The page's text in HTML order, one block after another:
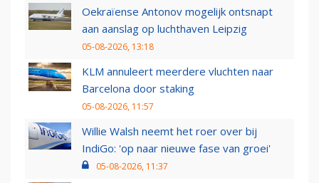
Oekraïense Antonov mogelijk ontsnapt
aan aanslag op luchthaven Leipzig
05-08-2026, 13:18
KLM annuleert meerdere vluchten naar
Barcelona door staking
05-08-2026, 11:57
Willie Walsh neemt het roer over bij
IndiGo: 'op naar nieuwe fase van groei'
05-08-2026, 11:37